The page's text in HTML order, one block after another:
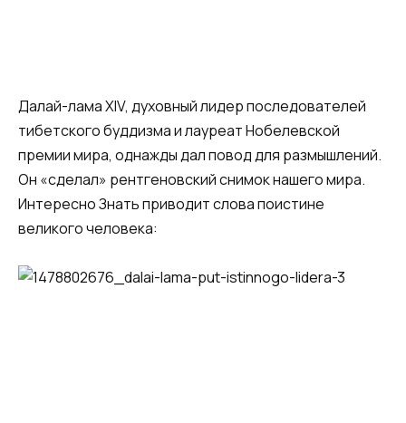
Далай-лама XIV, духовный лидер последователей
тибетского буддизма и лауреат Нобелевской
премии мира, однажды дал повод для размышлений.
Он «сделал» рентгеновский снимок нашего мира.
Интересно Знать приводит слова поистине
великого человека: